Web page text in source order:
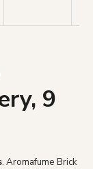
9
. Aromafume Brick